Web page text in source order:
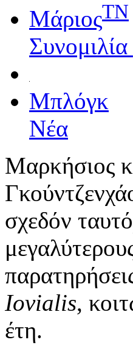
ΜάριοςTN
Μπλόγκ
Νέα
Μαρκήσιος
σχεδόν
Iovialis,
έτη.